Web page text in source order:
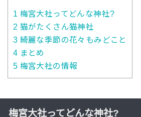
1 梅宮大社ってどんな神社?
2 猫がたくさん猫神社
3 綺麗な季節の花々もみどこと
4 まとめ
5 梅宮大社の情報
梅宮大社ってどんな神社?